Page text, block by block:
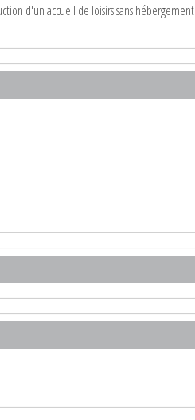
d'un accueil de loisirs sans hébergement